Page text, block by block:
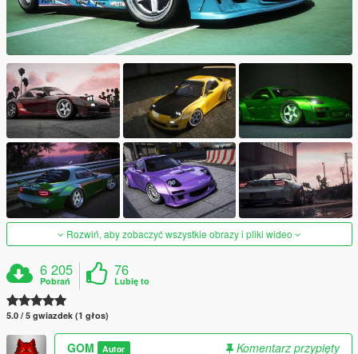
Rozwiń, aby zobaczyć wszystkie obrazy i pliki wideo
6 205
Pobrań
76
Lubię to
5.0 / 5 gwiazdek (1 głos)
GOM Autor
Komentarz przypięty